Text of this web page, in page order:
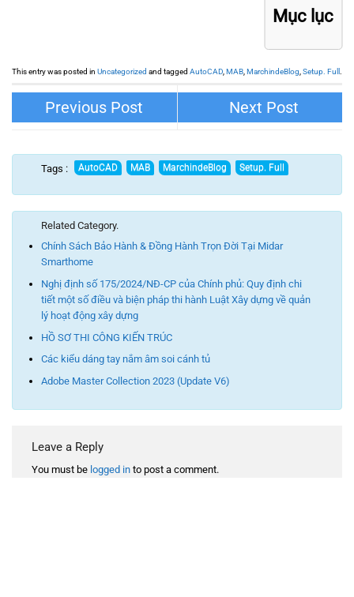
Mục lục
This entry was posted in Uncategorized and tagged AutoCAD,MAB,MarchindeBlog,Setup. Full.
cực kỳ đơn giản
Tags :
Related Category.
Chính Sách Bảo Hành & Đồng Hành Trọn Đời Tại Midar
Smarthome
Nghị định số 175/2024/NĐ-CP của Chính phủ: Quy định chi
tiết một số điều và biện pháp thi hành Luật Xây dựng về quản
lý hoạt động xây dựng
HỒ SƠ THI CÔNG KIẾN TRÚC
Các kiểu dáng tay nắm âm soi cánh tủ
Adobe Master Collection 2023 (Update V6)
Leave a Reply
You must be logged in to post a comment.